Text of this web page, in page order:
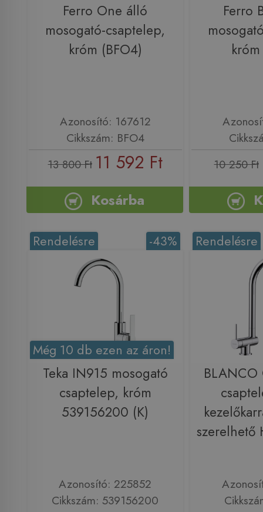
Ferro One álló
mosogató-csaptelep,
króm (BFO4)
Azonosító: 167612
Cikkszám: BFO4
13 800 Ft 11 592 Ft
Kosárba
Ferro
10 250 Ft
-43%
Rendelésre
Még 10 db ezen az áron!
Teka IN915 mosogató
csaptelep, króm
539156200 (K)
Azonosító: 225852
Cikkszám: 539156200
Rendelésre
BLANCO
szerelhető